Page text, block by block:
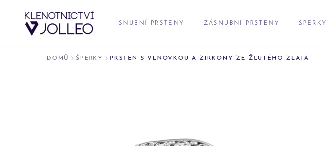
SNUBNÍ PRSTENY ZÁSNUBNÍ PRSTENY ŠPERKY
DOMŮ ŠPERKY PRSTEN S VLNOVKOU A ZIRKONY ZE ŽLUTÉHO ZLATA